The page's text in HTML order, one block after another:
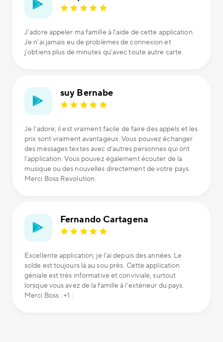
J’adore appeler ma famille à l’aide de cette application.
Je n’ai jamais eu de problèmes de connexion et
j’obtiens plus de minutes qu’avec toute autre carte.
suy Bernabe
Je l’adore; il est vraiment facile de faire des appels et les
prix sont vraiment avantageux. Vous pouvez échanger
des messages textes avec d’autres personnes qui ont
l’application. Vous pouvez également écouter de la
musique ou des nouvelles directement de votre pays.
Merci Boss Revolution.
Fernando Cartagena
Excellente application; je l’ai depuis des années. Le
solde est toujours là au sou près. Cette application
géniale est très informative et conviviale, surtout
lorsque vous avez de la famille à l’extérieur du pays.
Merci Boss : +1 :